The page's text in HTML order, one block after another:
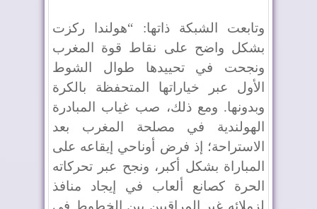
وتابعت الشبكة ذاتها: “هولندا ركزت
بشكل واضح على نقاط قوة المغرب
ونجحت في تحييدها طوال الشوط
الأول عبر خياراتها المتحفظة بالكرة
وبدونها. ومع ذلك، صب غياب المبادرة
الهولندية في مصلحة المغرب بعد
الاستراحة؛ إذ فرض أوناحي إيقاعه على
المباراة بشكل أكبر، ونجح عبر تحركاته
الحرة كصانع ألعاب في إيجاد منافذ